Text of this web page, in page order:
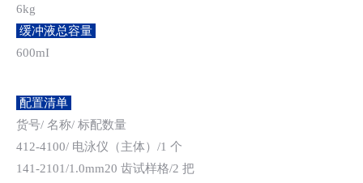
6kg
缓冲液总容量
600mI
配置清单
货号/ 名称/ 标配数量
412-4100/ 电泳仪（主体）/1 个
141-2101/1.0mm20 齿试样格/2 把